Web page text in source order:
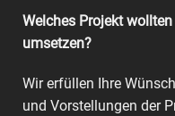
Welches Projekt
umsetzen?
Wir erfüllen Ihre
und Vorstellungen der